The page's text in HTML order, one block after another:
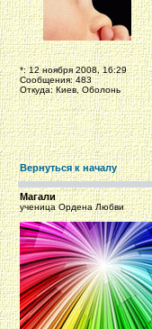
*: 12 ноября 2008, 16:29
Сообщения: 483
Откуда: Киев, Оболонь
Вернуться к началу
Магали
ученица Ордена Любви